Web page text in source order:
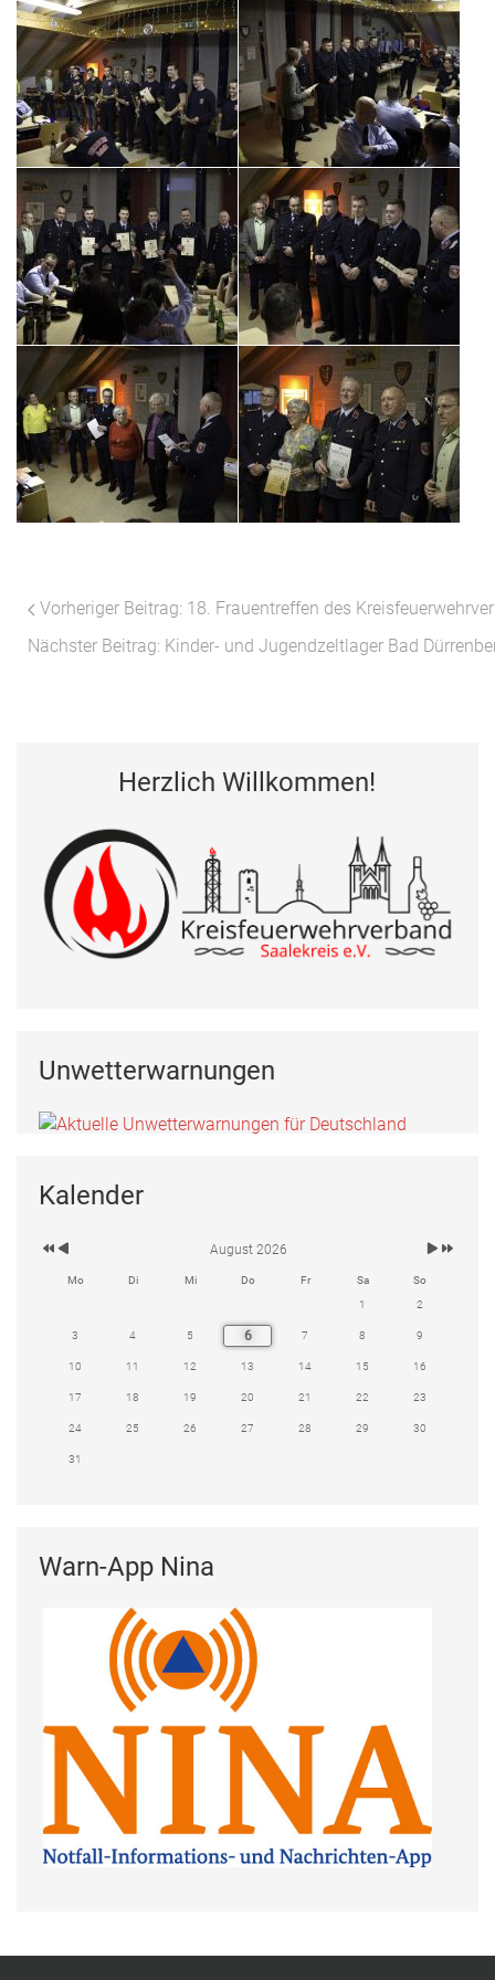
Vorheriger Beitrag: 18. Frauentreffen des
Nächster Beitrag: Kinder- und Jugendzeltlager Bad
Herzlich Willkommen!
Unwetterwarnungen
Kalender
August 2026
Mo Di Mi Do Fr Sa
So
1
2
3 4 5 6 7 8 9
10 11 12 13 14 15 16
17 18 19 20 21 22 23
24 25 26 27 28 29 30
31
Warn-App Nina